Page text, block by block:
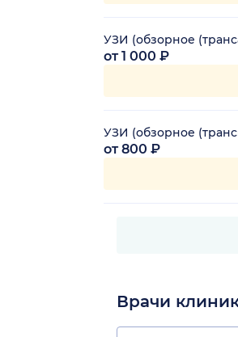
УЗИ (обзорное
от 1 000 ₽
УЗИ (обзорное
от 800 ₽
Врачи